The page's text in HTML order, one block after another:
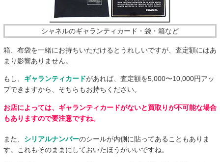
シャネルのギャランティカード・袋・箱など
箱、布袋を一緒にお持ちいただけるとうれしいですが、査定額にはあ
まり影響ありません。
もし、 ギャランティカードがあれば、査定額を5,000〜10,000円アッ
プできますから、そちらもお持ちください。
お店によっては、ギャランティカードがないと買取りが不可能な場合
もありますので要注意ですね。
また、 シリアルナンバーのシールが内側に貼ってあることもありま
す。これもそのままにしておいたほうがいいですね。